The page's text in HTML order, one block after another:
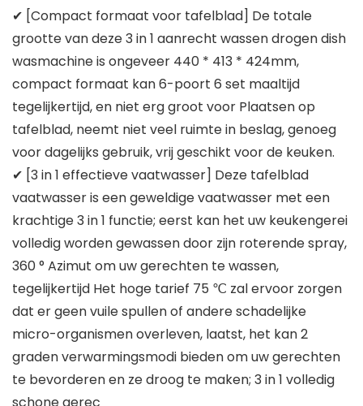
✔ [Compact formaat voor tafelblad] De totale
grootte van deze 3 in 1 aanrecht wassen drogen dish
wasmachine is ongeveer 440 * 413 * 424mm,
compact formaat kan 6-poort 6 set maaltijd
tegelijkertijd, en niet erg groot voor Plaatsen op
tafelblad, neemt niet veel ruimte in beslag, genoeg
voor dagelijks gebruik, vrij geschikt voor de keuken.
✔ [3 in 1 effectieve vaatwasser] Deze tafelblad
vaatwasser is een geweldige vaatwasser met een
krachtige 3 in 1 functie; eerst kan het uw keukengerei
volledig worden gewassen door zijn roterende spray,
360 ° Azimut om uw gerechten te wassen,
tegelijkertijd Het hoge tarief 75 ℃ zal ervoor zorgen
dat er geen vuile spullen of andere schadelijke
micro-organismen overleven, laatst, het kan 2
graden verwarmingsmodi bieden om uw gerechten
te bevorderen en ze droog te maken; 3 in 1 volledig
schone gerec